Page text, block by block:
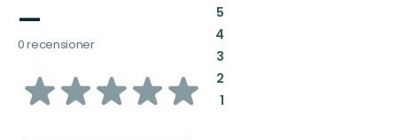
—
0 recensioner
av
5:
4:
3:
2:
1: